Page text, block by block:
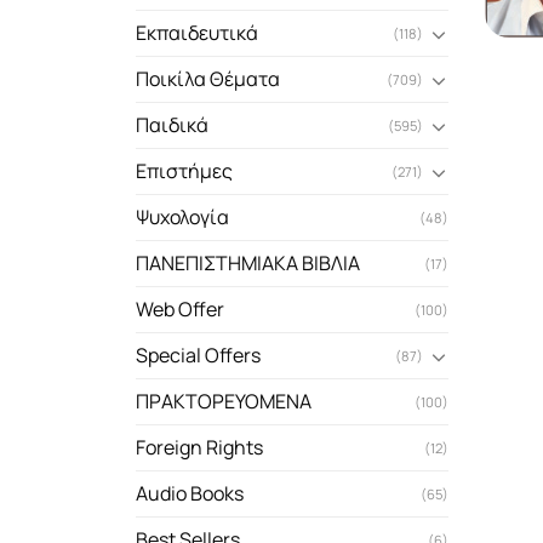
Εκπαιδευτικά (118)
Ποικίλα Θέματα (709)
Παιδικά (595)
Επιστήμες (271)
Ψυχολογία (48)
ΠΑΝΕΠΙΣΤΗΜΙΑΚΑ ΒΙΒΛΙΑ (17)
Web Offer (100)
Special Offers (87)
ΠΡΑΚΤΟΡΕΥΟΜΕΝΑ (100)
Foreign Rights (12)
Audio Books (65)